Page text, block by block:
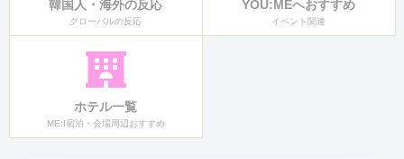
韓国人・海外の反応
グローバルの反応
YOU:MEへおすすめ
イベント関連
ホテル一覧
ME:I宿泊・会場周辺おすすめ